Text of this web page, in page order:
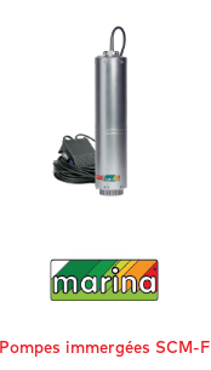
Pompes immergées SCM-F